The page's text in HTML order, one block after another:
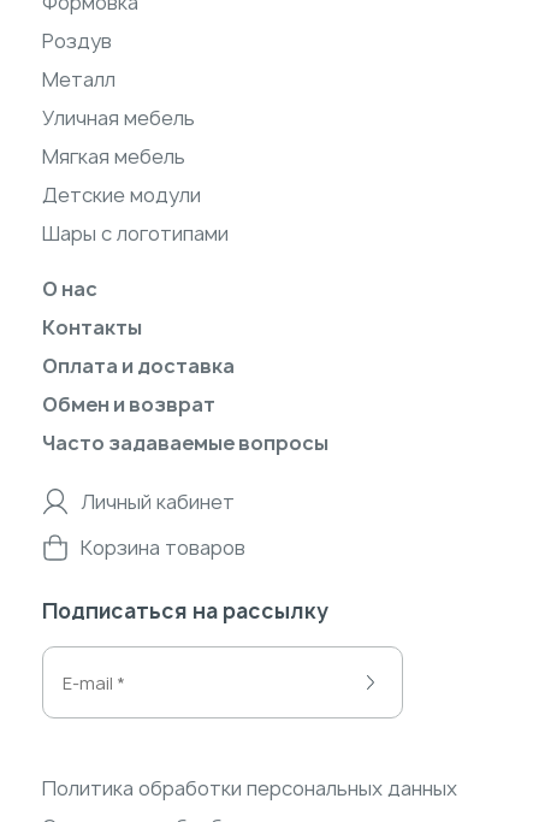
Роздув
Металл
Уличная мебель
Мягкая мебель
Детские модули
Шары с логотипами
О нас
Контакты
Оплата и доставка
Обмен и возврат
Часто задаваемые вопросы
Личный кабинет
Корзина товаров
Подписаться на рассылку
Политика обработки персональных данных